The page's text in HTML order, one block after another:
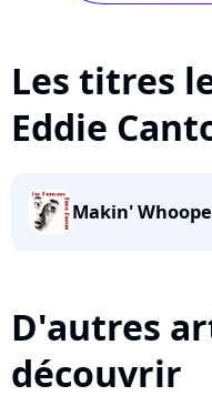
Les titres
Eddie
Makin'
D'autres
découvrir